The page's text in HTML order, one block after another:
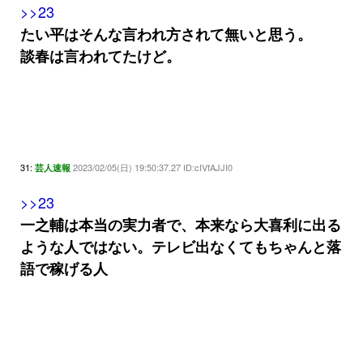
>>23
たい平はそんな言われ方されて無いと思う。
談春は言われてたけど。
31: 芸人速報 2023/02/05(日) 19:50:37.27 ID:cIVfAJJI0
>>23
一之輔は本当の実力者で、本来なら大喜利に出る
ような人ではない。テレビ出なくてもちゃんと落
語で稼げる人